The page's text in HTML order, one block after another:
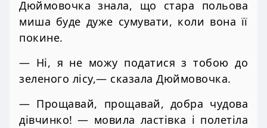
Дюймовочка знала, що стара польова
миша буде дуже сумувати, коли вона її
покине.
— Ні, я не можу податися з тобою до
зеленого лісу,— сказала Дюймовочка.
— Прощавай, прощавай, добра чудова
дівчинко! — мовила ластівка і полетіла